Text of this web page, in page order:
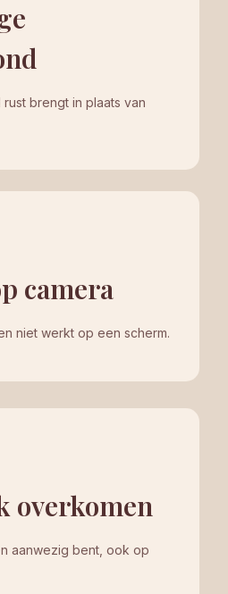
brengt in plaats van
camera
niet werkt op een scherm.
overkomen
aanwezig bent, ook op